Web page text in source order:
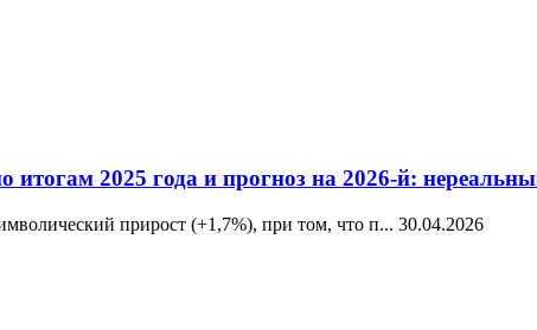
итогам 2025 года и прогноз на 2026-й:
прирост (+1,7%), при том, что п... 30.04.2026